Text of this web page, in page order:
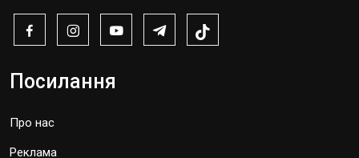
Посилання
Про нас
Реклама